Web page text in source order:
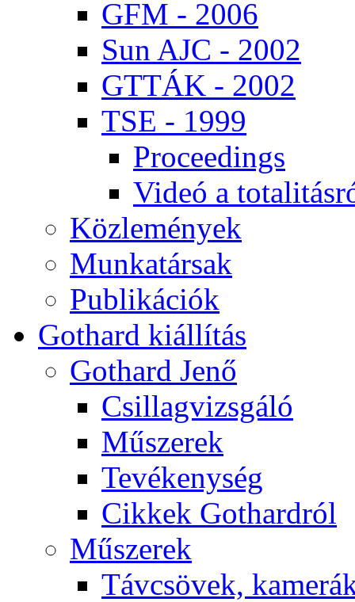
GFM - 2006
Sun AJC - 2002
GT­TÁK - 2002
TSE - 1999
Pro­ce­e­dings
Vi­deó a
Köz­le­mé­nyek
Mun­ka­tár­sak
Pub­li­ká­ci­ók
Got­hard ki­ál­lí­tás
Got­hard Je­nő
Csil­lag­vizs­gá­ló
Mű­sze­rek
Te­vé­keny­ség
Cik­kek Got­hard­ról
Mű­sze­rek
Táv­csö­vek,